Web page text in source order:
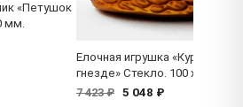
«Петушок
мм.
Елочная игрушка «Курочка в
гнезде» Стекло. 100 x 105 мм.
7 423 ₽ 5 048 ₽